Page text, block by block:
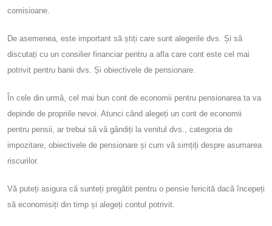
comisioane.
De asemenea, este important să știți care sunt alegerile dvs. Și să
discutați cu un consilier financiar pentru a afla care cont este cel mai
potrivit pentru banii dvs. Și obiectivele de pensionare.
În cele din urmă, cel mai bun cont de economii pentru pensionarea ta va
depinde de propriile nevoi. Atunci când alegeți un cont de economii
pentru pensii, ar trebui să vă gândiți la venitul dvs., categoria de
impozitare, obiectivele de pensionare și cum vă simțiți despre asumarea
riscurilor.
Vă puteți asigura că sunteți pregătit pentru o pensie fericită dacă începeți
să economisiți din timp și alegeți contul potrivit.